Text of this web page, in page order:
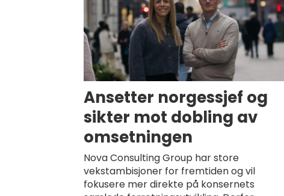
Ansetter norgessjef og
sikter mot dobling av
omsetningen
Nova Consulting Group har store
vekstambisjoner for fremtiden og vil
fokusere mer direkte på konsernets